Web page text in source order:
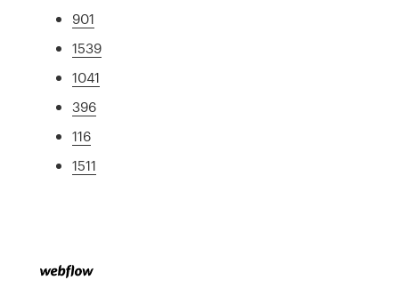
901
1539
1041
396
116
1511